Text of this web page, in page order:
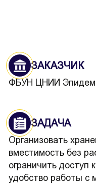
ЗАКАЗЧИК
ФБУН ЦНИИ
ЗАДАЧА
Организовать
вместимость без
ограничить доступ
удобство работы с